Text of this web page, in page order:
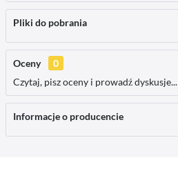
Pliki do pobrania
Oceny
0
Czytaj, pisz oceny i prowadź dyskusje...
Informacje o producencie